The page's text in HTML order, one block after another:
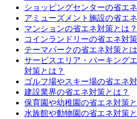
ショッピングセンターの省エ
アミューズメント施設の省エ
マンションの省エネ対策とは？
コインランドリーの省エネ対
テーマパークの省エネ対策と
サービスエリア・パーキング
対策とは？
ゴルフ場やスキー場の省エネ
建設業界の省エネ対策とは？
保育園や幼稚園の省エネ対策
水族館や動物園の省エネ対策